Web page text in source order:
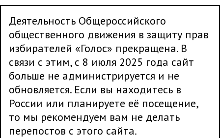
Деятельность Общероссийского
общественного движения в защиту прав
избирателей «Голос» прекращена. В
связи с этим, с 8 июля 2025 года сайт
больше не администрируется и не
обновляется. Если вы находитесь в
России или планируете её посещение,
то мы рекомендуем вам не делать
перепостов с этого сайта.